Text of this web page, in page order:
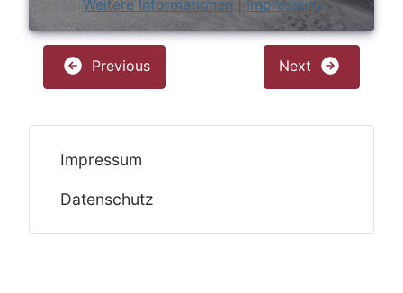
Previous Next
Impressum
Datenschutz
Weitere Informationen
Impressum